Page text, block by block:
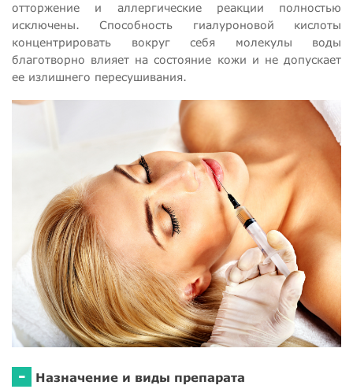
отторжение и аллергические реакции полностью
исключены. Способность гиалуроновой кислоты
концентрировать вокруг себя молекулы воды
благотворно влияет на состояние кожи и не допускает
ее излишнего пересушивания.
- Назначение и виды препарата